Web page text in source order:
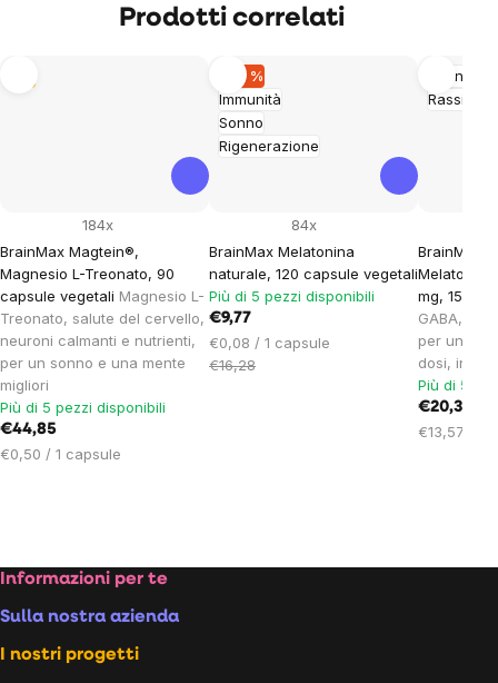
Prodotti correlati
BrainMax Magtein®,
Magnesio L-Treonato, 90
capsule vegetali Magnesio L-
Treonato, salute del cervello,
neuroni calmanti e nutrienti,
per un sonno e una mente
migliori
184x
Più di 5 pezzi disponibili
€44,85
Prezzo
€0,50 / 1 capsule
Immunità
Sonno
Rigenerazione
–39 %
BrainMax Melatonina
naturale, 120 capsule vegetali
84x
Più di 5 pezzi disponibili
€9,77
Prezzo
unitario:
€0,08 / 1 capsule
€16,28
Sonno
BrainMax
Melatonin,
mg, 150 ml
GABA, L-
per un
dosi,
Più di 5
€20,36
Prezzo
€13,57 /
Footer
Informazioni per te
Sulla nostra azienda
I nostri progetti